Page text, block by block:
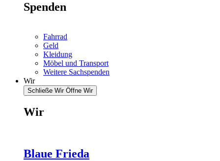
Spenden
Fahrrad
Geld
Kleidung
Möbel und Transport
Weitere Sachspenden
Wir
Schließe Wir Öffne Wir
Wir
Blaue Frieda